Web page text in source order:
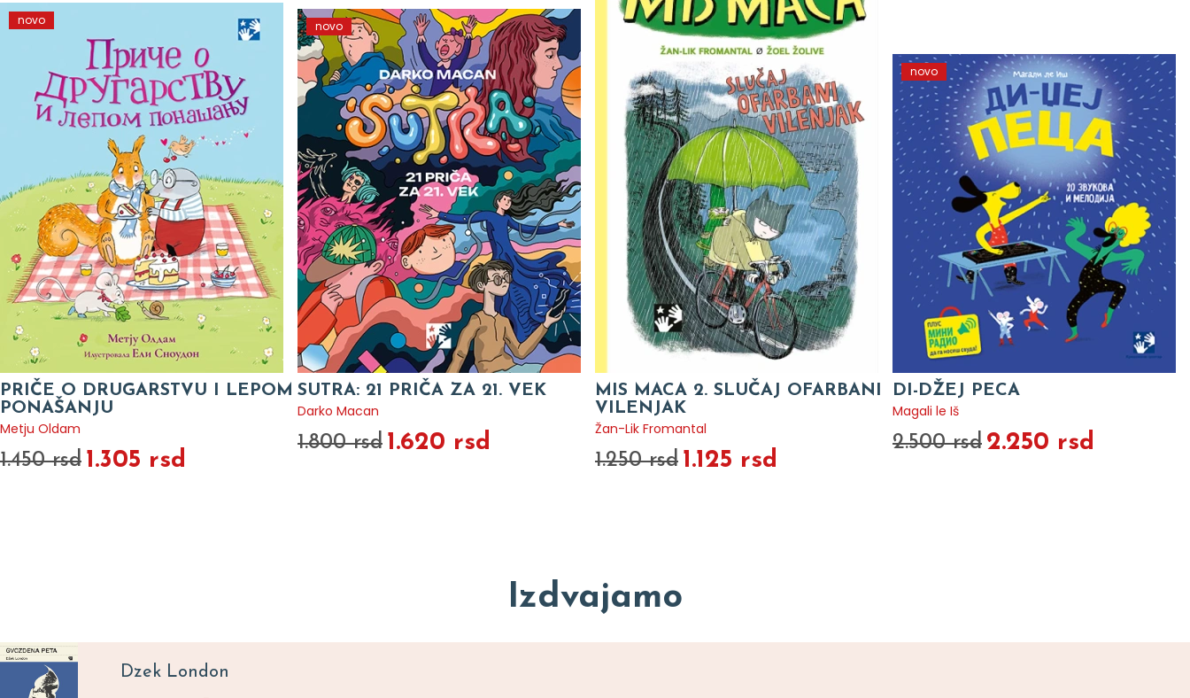
novo
PRIČE O DRUGARSTVU I LEPOM
PONAŠANJU
Metju Oldam
1.450 rsd 1.305 rsd
novo
SUTRA: 21 PRIČA ZA 21. VEK
Darko Macan
1.800 rsd 1.620 rsd
MIS MACA 2. SLUČAJ OFARBANI
VILENJAK
Žan-Lik Fromantal
1.250 rsd 1.125 rsd
novo
DI-DŽEJ PECA
Magali le Iš
2.500 rsd 2.250 rsd
Izdvajamo
Dzek London